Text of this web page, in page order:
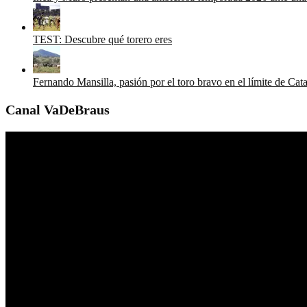
TEST: Descubre qué torero eres
Fernando Mansilla, pasión por el toro bravo en el límite de
Canal VaDeBraus